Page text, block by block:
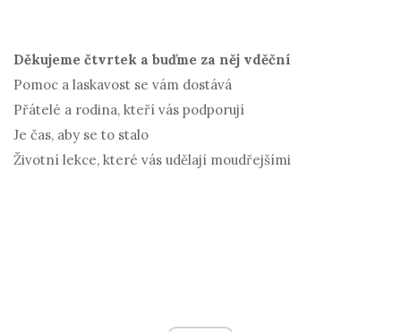
Děkujeme čtvrtek a buďme za něj vděční
Pomoc a laskavost se vám dostává
Přátelé a rodina, kteří vás podporují
Je čas, aby se to stalo
Životní lekce, které vás udělají moudřejšími